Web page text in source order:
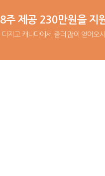
주 제공 230만원을 지
지고 캐나다에서 좀더 많이 얻어